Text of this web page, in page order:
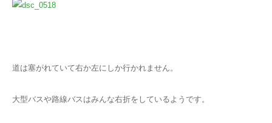
道は塞がれていて右か左にしか行かれません。
大型バスや路線バスはみんな右折をしているようです。